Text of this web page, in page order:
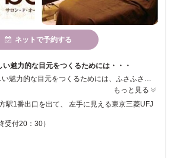
ネットで予約する
い魅力的な目元をつくるためには・・・
【salon de Orbe】愛らしい魅力的な目元をつくるためには、ふさふさのながーいまつ毛は必須ですよね！？ふさふさののアイラッシュはいかがですか？朝のメイク時短にも◎マスカラが落ちてパンダ目になる心配もなし！
もっと見る
駅1番出口を出て、 左手に見える東京三菱UFJ
受付20：30）